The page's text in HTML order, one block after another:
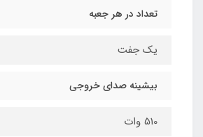
تعداد در هر جعبه
یک جفت
بیشینه صدای خروجی
510 وات